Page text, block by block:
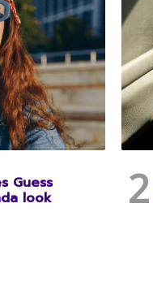
Guess
look